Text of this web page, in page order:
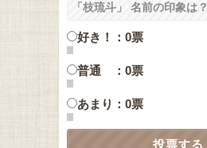
「枝琉斗」 名前の印象は？
好き！：0票
普通 ：0票
あまり：0票